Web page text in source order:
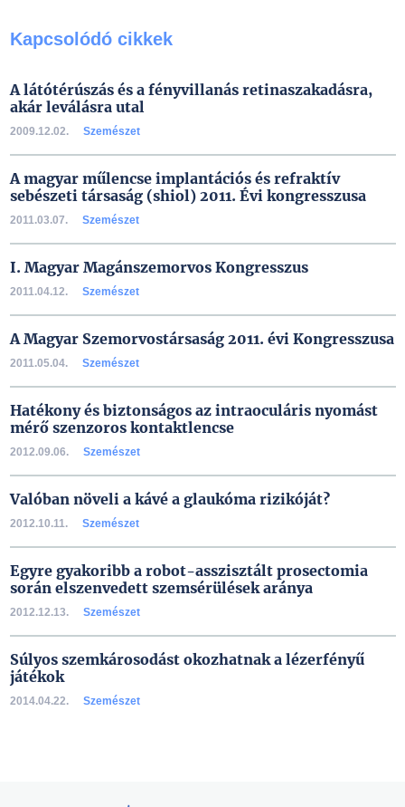
Kapcsolódó cikkek
A látótérúszás és a fényvillanás retinaszakadásra,
akár leválásra utal
2009.12.02. Szemészet
A magyar műlencse implantációs és refraktív
sebészeti társaság (shiol) 2011. Évi kongresszusa
2011.03.07. Szemészet
I. Magyar Magánszemorvos Kongresszus
2011.04.12. Szemészet
A Magyar Szemorvostársaság 2011. évi Kongresszusa
2011.05.04. Szemészet
Hatékony és biztonságos az intraoculáris nyomást
mérő szenzoros kontaktlencse
2012.09.06. Szemészet
Valóban növeli a kávé a glaukóma rizikóját?
2012.10.11. Szemészet
Egyre gyakoribb a robot-asszisztált prosectomia
során elszenvedett szemsérülések aránya
2012.12.13. Szemészet
Súlyos szemkárosodást okozhatnak a lézerfényű
játékok
2014.04.22. Szemészet